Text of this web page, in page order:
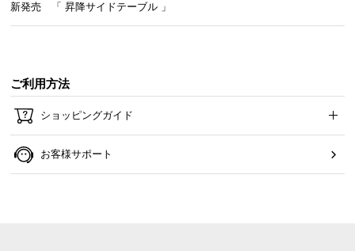
新発売 「 昇降サイドテーブル 」
ご利用方法
ショッピングガイド
お客様サポート